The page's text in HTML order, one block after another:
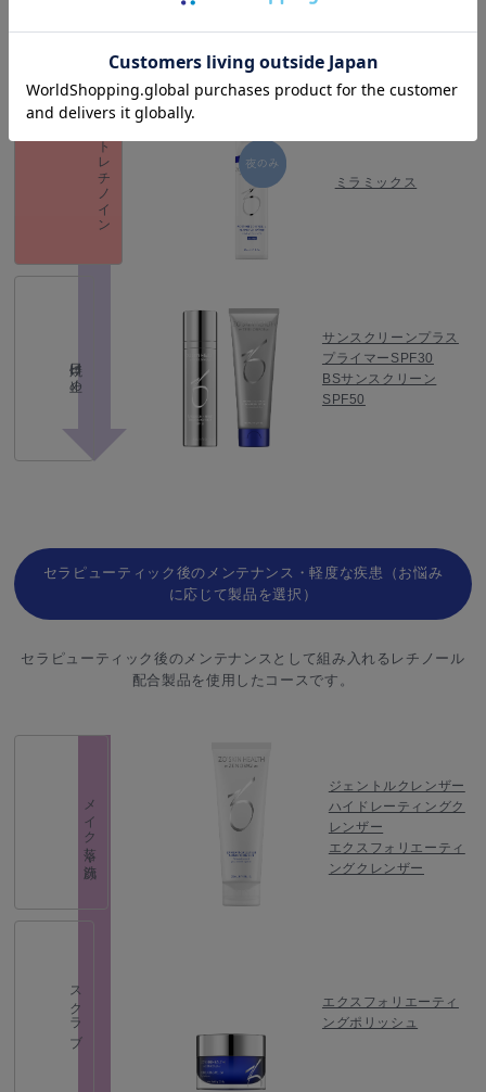
トレチノイン ミラミックス
日焼け止め
サンスクリーンプラス
プライマーSPF30
BSサンスクリーン
SPF50
セラピューティック後のメンテナンス・軽度な疾患（お悩み
に応じて製品を選択）
セラピューティック後のメンテナンスとして組み入れるレチノール
配合製品を使用したコースです。
メイク落し・洗顔
ジェントルクレンザー
ハイドレーティングク
レンザー
エクスフォリエーティ
ングクレンザー
スクラブ
エクスフォリエーティ
ングポリッシュ